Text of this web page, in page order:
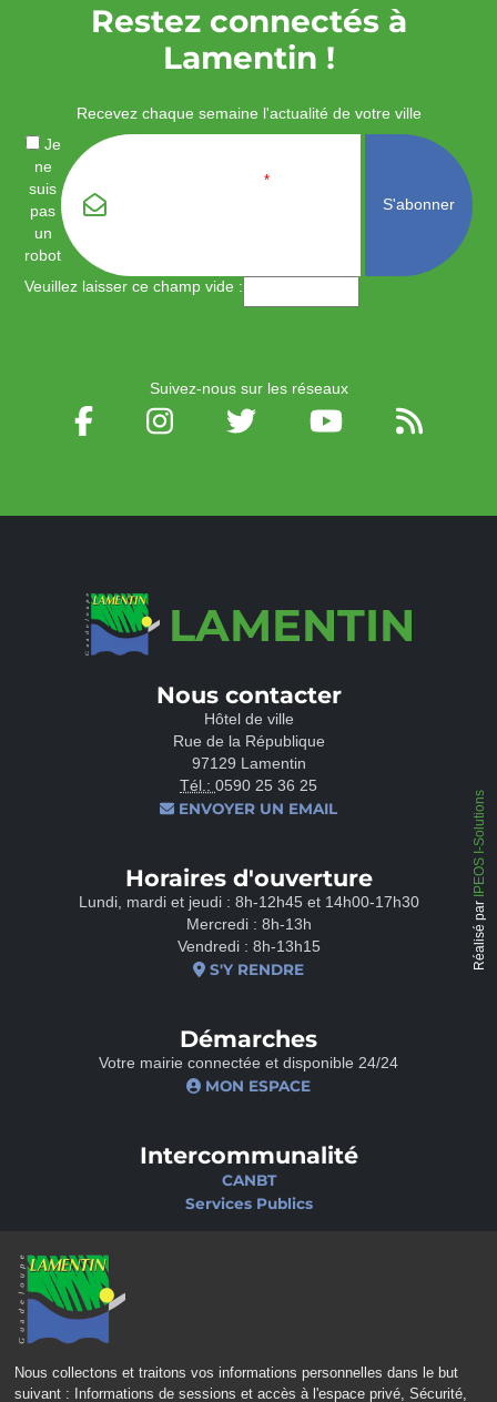
Nous collectons et traitons vos informations personnelles dans le but
suivant :
Informations de sessions et accès à l'espace privé, Sécurité,
LAMENTIN
Nous contacter
Hôtel de ville
Rue de la République
97129 Lamentin
Tél.: 0590 25 36 25
ENVOYER UN EMAIL
Horaires d'ouverture
Lundi, mardi et jeudi : 8h-12h45 et 14h00-17h30
Mercredi : 8h-13h
Vendredi : 8h-13h15
S'Y RENDRE
Démarches
Votre mairie connectée et disponible 24/24
MON ESPACE
Intercommunalité
CANBT
Services Publics
Ciné-Théâtre
Restez connectés à
Lamentin !
Recevez chaque semaine l'actualité de votre ville
Je
ne
suis
pas
un
robot
*
Veuillez laisser ce champ vide :
Suivez-nous sur les réseaux
Réalisé par
IPEOS I-Solutions